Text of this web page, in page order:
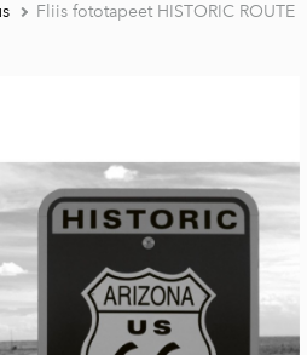
Fliis fototapeet HISTORIC ROUTE